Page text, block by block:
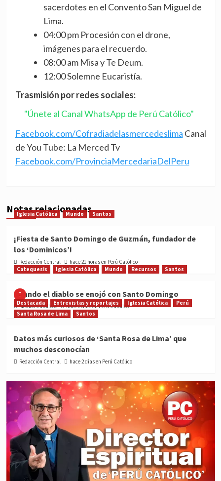
sacerdotes en el Convento San Miguel de
Lima.
04:00 pm Procesión con el drone,
imágenes para el recuerdo.
08:00 am Misa y Te Deum.
12:00 Solemne Eucaristía.
Trasmisión por redes sociales:
"Únete al Canal WhatsApp de Perú Católico"
Facebook.com/Cofradiadelasmercedeslima Canal
de You Tube: La Merced Tv
Facebook.com/ProvinciaMercedariaDelPeru
Notas relacionadas
Iglesia Católica Mundo Santos
¡Fiesta de Santo Domingo de Guzmán, fundador de
los ‘Dominicos’!
Redacción Central
hace 21 horas en Perú Católico
Catequesis
Iglesia Católica Mundo Recursos Santos
Cuando el diablo se enojó con Santo Domingo
Medios Católicos hace 2 días en Perú Católico
Destacada Entrevistas y reportajes Iglesia Católica
Perú
Santa Rosa de Lima
Santos
Datos más curiosos de ‘Santa Rosa de Lima’ que
muchos desconocían
Redacción Central hace 2 días en Perú Católico